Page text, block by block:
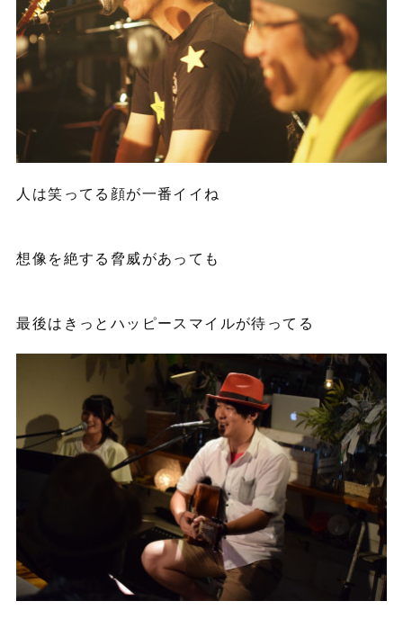
人は笑ってる顔が一番イイね
想像を絶する脅威があっても
最後はきっとハッピースマイルが待ってる